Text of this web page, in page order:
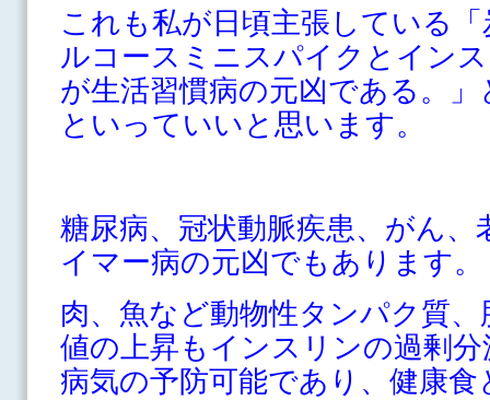
これも私が日頃主張している
ルコースミニスパイクとイン
が生活習慣病の元凶である。
といっていいと思います。
糖尿病、冠状動脈疾患、がん
イマー病の元凶でもあります。
肉、魚など動物性タンパク質
値の上昇もインスリンの過剰
病気の予防可能であり、健康